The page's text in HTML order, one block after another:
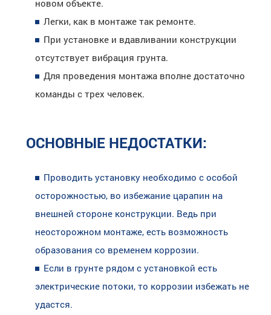
новом объекте.
Легки, как в монтаже так ремонте.
При установке и вдавливании конструкции
отсутствует вибрация грунта.
Для проведения монтажа вполне достаточно
команды с трех человек.
ОСНОВНЫЕ НЕДОСТАТКИ:
Проводить установку необходимо с особой
осторожностью, во избежание царапин на
внешней стороне конструкции. Ведь при
неосторожном монтаже, есть возможность
образования со временем коррозии.
Если в грунте рядом с установкой есть
электрические потоки, то коррозии избежать не
удастся.